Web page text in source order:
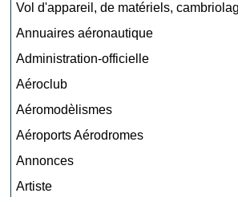
Vol d'appareil, de matériels,
Annuaires aéronautique
Administration-officielle
Aéroclub
Aéromodèlismes
Aéroports Aérodromes
Annonces
Artiste